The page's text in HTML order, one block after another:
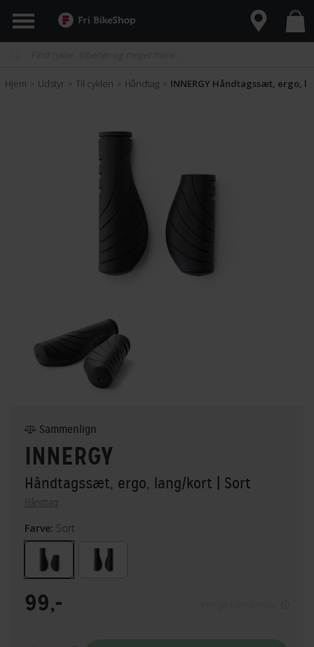
Hjem > Udstyr > Til cyklen > Håndtag > INNERGY Håndtagssæt, ergo,
INNERGY
Håndtagssæt, ergo, lang/kort | Sort
Håndtag
Sammenlign
Farve: Sort
99,-